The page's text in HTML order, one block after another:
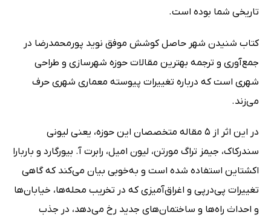
تاریخی شما بوده است.
کتاب شنیدن شهر حاصل کوشش موفق نوید پورمحمدرضا در
جمع‌آوری و ترجمه بهترین مقالات حوزه شهرسازی و طراحی
شهری است که درباره تغییرات پیوسته معماری شهری حرف
می‌زند.
در این اثر از 5 مقاله متخصصان این حوزه،‌ یعنی لیونی
سندرکاک،‌ جیمز تراگ مورتن،‌ لیون امیل،‌ رابرت آ. بیورگارد و باربارا
اکشتاین استفاده شده است و به‌خوبی بیان می‌کند که گاهی
تغییرات پی‌درپی و اغراق‌آمیزی که در تخریب محله‌ها، خیابان‌ها
و احداث راه‌ها و ساختمان‌های جدید رخ می‌دهد، در جذب